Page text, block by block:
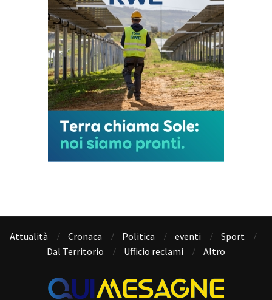
Attualità Cronaca Politica eventi
Sport
Dal Territorio
Ufficio reclami Altro